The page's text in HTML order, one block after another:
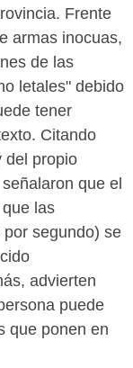
Frente
armas inocuas,
de las
letales" debido
tener
Citando
del propio
que el
las
segundo) se
advierten
puede
que ponen en